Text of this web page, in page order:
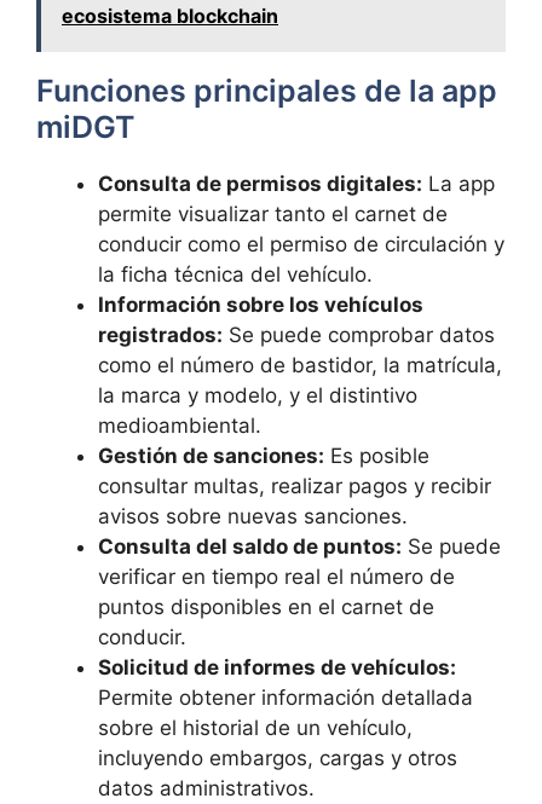
ecosistema blockchain
Funciones principales de la app
miDGT
Consulta de permisos digitales: La app
permite visualizar tanto el carnet de
conducir como el permiso de circulación y
la ficha técnica del vehículo.
Información sobre los vehículos
registrados: Se puede comprobar datos
como el número de bastidor, la matrícula,
la marca y modelo, y el distintivo
medioambiental.
Gestión de sanciones: Es posible
consultar multas, realizar pagos y recibir
avisos sobre nuevas sanciones.
Consulta del saldo de puntos: Se puede
verificar en tiempo real el número de
puntos disponibles en el carnet de
conducir.
Solicitud de informes de vehículos:
Permite obtener información detallada
sobre el historial de un vehículo,
incluyendo embargos, cargas y otros
datos administrativos.